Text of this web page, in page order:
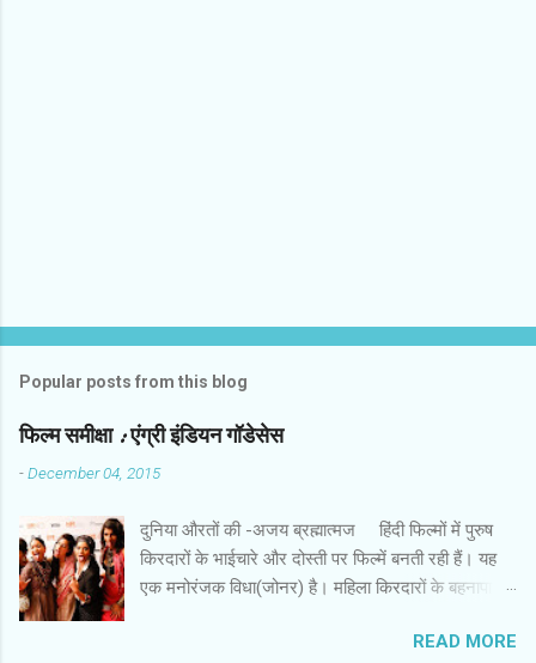
Popular posts from this blog
फिल्‍म समीक्षा : एंग्री इंडियन गॉडेसेस
-December 04, 2015
दुनिया औरतों की -अजय ब्रह्मात्‍मज हिंदी फिल्‍मों में पुरुष
किरदारों के भाईचारे और दोस्‍ती पर फिल्‍में बनती रही हैं। यह
एक मनोरंजक विधा(जोनर) है। महिला किरदारों के बहनापा
की फिल्‍म ‘ एंग्री इंडियन गॉडेसेस ’ एक अच्‍छी कोशिश है। इस
READ MORE